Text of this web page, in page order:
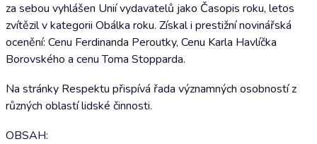
za sebou vyhlášen Unií vydavatelů jako Časopis roku, letos
zvítězil v kategorii Obálka roku. Získal i prestižní novinářská
ocenění: Cenu Ferdinanda Peroutky, Cenu Karla Havlíčka
Borovského a cenu Toma Stopparda.
Na stránky Respektu přispívá řada významných osobností z
různých oblastí lidské činnosti.
OBSAH: